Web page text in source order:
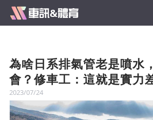
為啥日系排氣管老是噴水
會？修車工：這就是實力
2023/07/24